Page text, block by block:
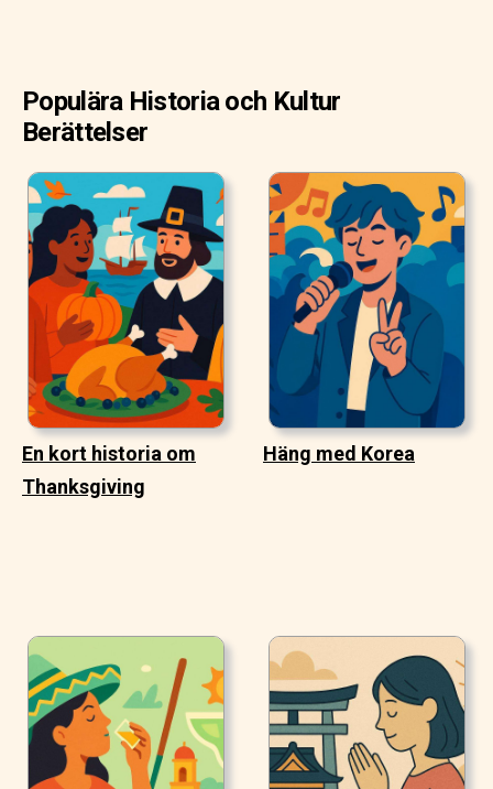
Populära Historia och Kultur
Berättelser
En kort historia om
Thanksgiving
Häng med Korea